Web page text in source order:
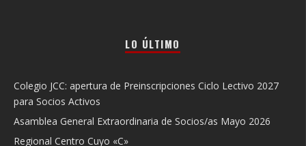
LO ÚLTIMO
Colegio JCC: apertura de Preinscripciones Ciclo Lectivo 2027
para Socios Activos
Asamblea General Extraordinaria de Socios/as Mayo 2026
Regional Centro Cuyo «C»